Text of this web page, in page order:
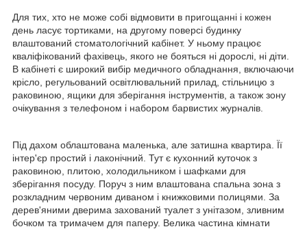
Для тих, хто не може собі відмовити в пригощанні і кожен
день ласує тортиками, на другому поверсі будинку
влаштований стоматологічний кабінет. У ньому працює
кваліфікований фахівець, якого не бояться ні дорослі, ні діти.
В кабінеті є широкий вибір медичного обладнання, включаючи
крісло, регульований освітлювальний прилад, стільницю з
раковиною, ящики для зберігання інструментів, а також зону
очікування з телефоном і набором барвистих журналів.
Під дахом облаштована маленька, але затишна квартира. Її
інтер'єр простий і лаконічний. Тут є кухонний куточок з
раковиною, плитою, холодильником і шафками для
зберігання посуду. Поруч з ним влаштована спальна зона з
розкладним червоним диваном і книжковими полицями. За
дерев'яними дверима захований туалет з унітазом, зливним
бочком та тримачем для паперу. Велика частина кімнати